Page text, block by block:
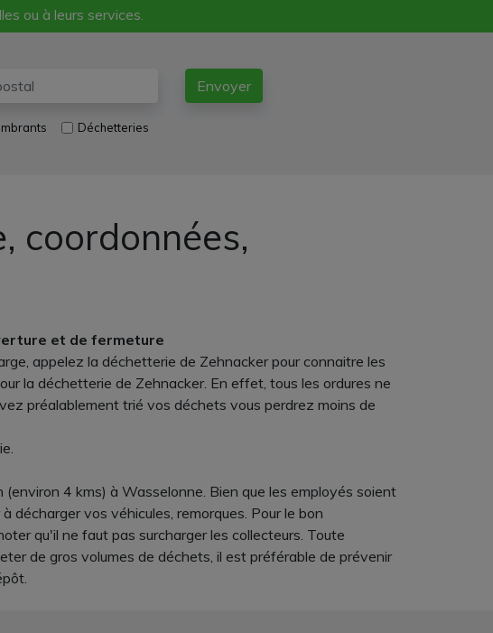
ou à leurs services.
Envoyer
Déchetteries
coordonnées,
et de fermeture
appelez la déchetterie de Zehnacker pour connaitre les
la déchetterie de Zehnacker. En effet, tous les ordures ne
préalablement trié vos déchets vous perdrez moins de
4 kms) à Wasselonne. Bien que les employés soient
décharger vos véhicules, remorques. Pour le bon
qu'il ne faut pas surcharger les collecteurs. Toute
de gros volumes de déchets, il est préférable de prévenir